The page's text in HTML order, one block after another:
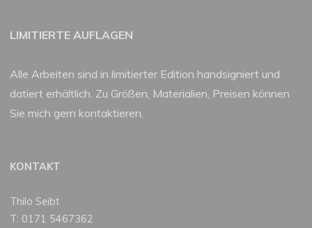
LIMITIERTE AUFLAGEN
Alle Arbeiten sind in limitierter Edition handsigniert und
datiert erhältlich. Zu Größen, Materialien, Preisen können
Sie mich gern kontaktieren.
KONTAKT
Thilo Seibt
T: 0171 5467362